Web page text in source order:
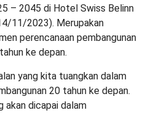
– 2045 di Hotel Swiss Belinn
11/2023). Merupakan
perencanaan pembangunan
ke depan.
yang kita tuangkan dalam
20 tahun ke depan.
akan dicapai dalam